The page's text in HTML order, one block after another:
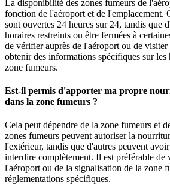
La disponibilité des zones fumeurs de
fonction de l'aéroport et de l'emplacement.
sont ouvertes 24 heures sur 24, tandis que
horaires restreints ou être fermées à
de vérifier auprès de l'aéroport ou de
obtenir des informations spécifiques sur les
zone fumeurs.
Est-il permis d'apporter ma propre
dans la zone fumeurs ?
Cela peut dépendre de la zone fumeurs et
zones fumeurs peuvent autoriser la
l'extérieur, tandis que d'autres peuvent
interdire complètement. Il est préférable de
l'aéroport ou de la signalisation de la zone
réglementations spécifiques.